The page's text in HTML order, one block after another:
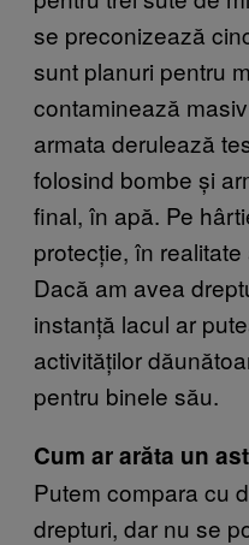
se preconizează
sunt planuri pentru
contaminează
armata derulează
folosind bombe și
final, în apă. Pe
protecție, în
Dacă am avea
instanță lacul ar
activităților
pentru binele său.
Cum ar arăta un
Putem compara cu
drepturi, dar nu se